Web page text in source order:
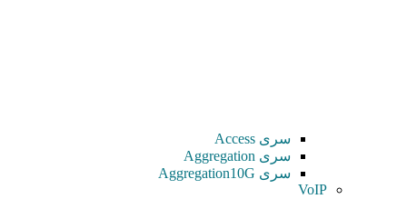
سری Access
سری Aggregation
سری Aggregation10G
VoIP